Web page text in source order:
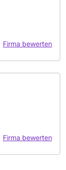
Firma bewerten
Firma bewerten